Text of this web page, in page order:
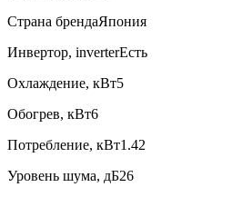
Страна брендаЯпония
Инвертор, inverterЕсть
Охлаждение, кВт5
Обогрев, кВт6
Потребление, кВт1.42
Уровень шума, дБ26